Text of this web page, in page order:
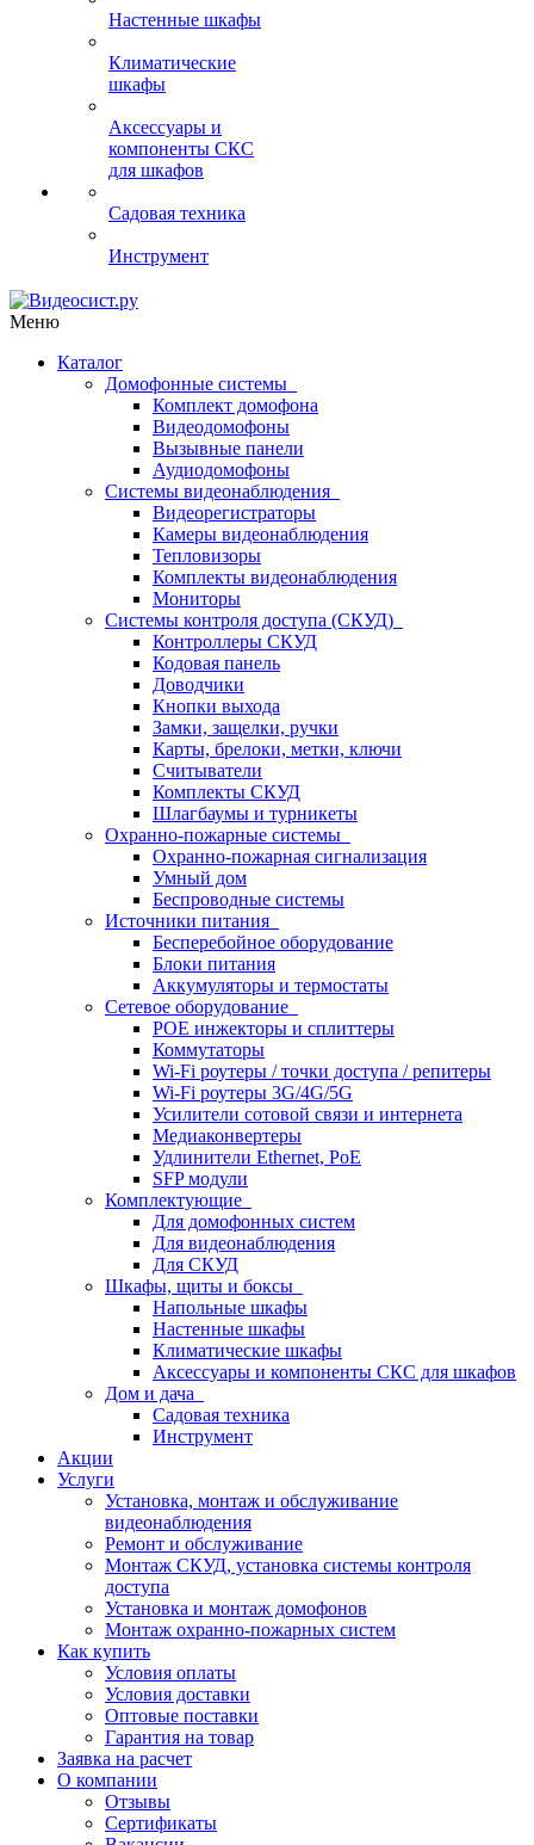
Настенные шкафы
Климатические
шкафы
Аксессуары и
компоненты СКС
для шкафов
Садовая техника
Инструмент
Меню
Каталог
Домофонные системы
Комплект домофона
Видеодомофоны
Вызывные панели
Аудиодомофоны
Системы видеонаблюдения
Видеорегистраторы
Камеры видеонаблюдения
Тепловизоры
Комплекты видеонаблюдения
Мониторы
Системы контроля доступа (СКУД)
Контроллеры СКУД
Кодовая панель
Доводчики
Кнопки выхода
Замки, защелки, ручки
Карты, брелоки, метки, ключи
Считыватели
Комплекты СКУД
Шлагбаумы и турникеты
Охранно-пожарные системы
Охранно-пожарная сигнализация
Умный дом
Беспроводные системы
Источники питания
Бесперебойное оборудование
Блоки питания
Аккумуляторы и термостаты
Сетевое оборудование
POE инжекторы и сплиттеры
Коммутаторы
Wi-Fi роутеры / точки доступа / репитеры
Wi-Fi роутеры 3G/4G/5G
Усилители сотовой связи и интернета
Медиаконвертеры
Удлинители Ethernet, PoE
SFP модули
Комплектующие
Для домофонных систем
Для видеонаблюдения
Для СКУД
Шкафы, щиты и боксы
Напольные шкафы
Настенные шкафы
Климатические шкафы
Аксессуары и компоненты СКС для шкафов
Дом и дача
Садовая техника
Инструмент
Акции
Услуги
Установка, монтаж и обслуживание
видеонаблюдения
Ремонт и обслуживание
Монтаж СКУД, установка системы контроля
доступа
Установка и монтаж домофонов
Монтаж охранно-пожарных систем
Как купить
Условия оплаты
Условия доставки
Оптовые поставки
Гарантия на товар
Заявка на расчет
О компании
Отзывы
Сертификаты